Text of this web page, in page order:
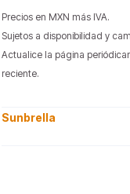
Precios en MXN más IVA.
Sujetos a disponibilidad y
Actualice la página
reciente.
Sunbrella